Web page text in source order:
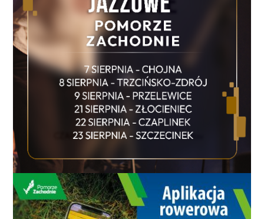
Powiatowej SLD w naszym mieście. Przewodniczący
SLD podkreślił, że konieczna jest odpowiedź, czy
Stowarzyszenie tworzące Komitet Wyborczy i
organizujące komercyjną imprezę w trakcie
kampanii wyborczej, na której to imprezie
promowane jest logo KW oraz jego strona
internetowa, nie spełnia znamion prowadzenia
agitacji wyborczej. – W trakcie imprezy promowano
oficjalnie poglądy członków Stowarzyszenia Lepszy
Koszalin. Stowarzyszenie to tworzy jednak Komitet
Wyborczy, zatem oczywistym jest, że poglądy
członków Stowarzyszenia są tożsame z poglądami
członków Komitetu Wyborczego i kandydatów w
wyborach, w szczególności kandydata na funkcję
prezydenta miasta. – twierdzi Adam Ostaszewski.